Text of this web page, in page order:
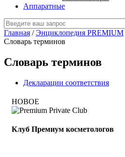
Аппаратные
Главная /Энциклопедия PREMIUM
Словарь терминов
Cловарь терминов
Декларации соответствия
НОВОЕ
Клуб Премиум косметологов